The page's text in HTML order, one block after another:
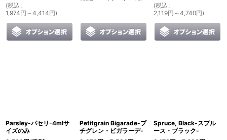
(税込 :
1,974円 ～4,414円)
(税込 :
2,119円 ～4,740円)
Parsley-パセリ-4mlサ
イズのみ
Petitgrain Bigarade-プ
チグレン・ビガラーデ-
Spruce, Black-スプル
ース・ブラック-